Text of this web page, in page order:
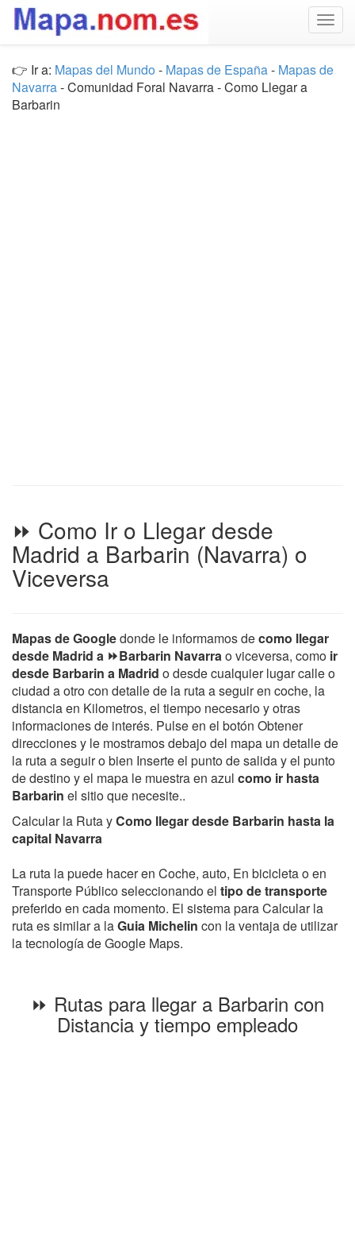
👉 Ir a: Mapas del Mundo - Mapas de España- Mapas de
Navarra- Comunidad Foral Navarra - Como Llegar a
Barbarin
⏩ Como Ir o Llegar desde
Madrid a Barbarin (Navarra) o
Viceversa
Mapas de Googledonde le informamos decomo llegar
desde Madrid a ⏩Barbarin Navarrao viceversa, como ir
desde Barbarin a Madrid o desde cualquier lugar calle o
ciudad a otro con detalle de la ruta a seguir en coche, la
distancia en Kilometros, el tiempo necesario y otras
informaciones de interés. Pulse en el botón Obtener
direcciones y le mostramos debajo del mapa un detalle de
la ruta a seguir o bien Inserte el punto de salida y el punto
de destino y el mapa le muestra en azul como ir hasta
Barbarin el sitio que necesite..
Calcular la Ruta yComo llegar desde Barbarin hasta la
capital Navarra
La ruta la puede hacer en Coche, auto, En bicicleta o en
Transporte Público seleccionando el tipo de transporte
preferido en cada momento. El sistema para Calcular la
ruta es similar a laGuia Michelin con la ventaja de utilizar
la tecnología de Google Maps.
⏩ Rutas para llegar a Barbarin con
Distancia y tiempo empleado